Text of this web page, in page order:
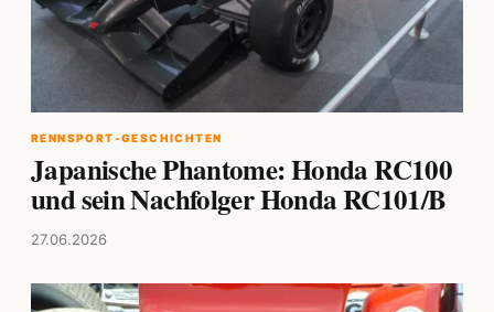
RENNSPORT-GESCHICHTEN
Japanische Phantome: Honda RC100
und sein Nachfolger Honda RC101/B
27.06.2026